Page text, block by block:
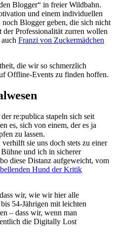
Blogger“ in freier Wildbahn.
und einem individuellen
Blogger geben, die sich nicht
Professionalität zurren wollen
Franzi von Zuckermädchen
die wir so schmerzlich
Offline-Events zu finden hoffen.
re:publica stapeln sich seit
es, sich von einem, der es ja
zu lassen.
sie uns doch stets zu einer
und ich in sicherer
diese Distanz aufgeweicht, vom
Hund der Kritik
wir, wie wir hier alle
54-Jährigen mit leichten
– dass wir, wenn man
die Digitally Lost